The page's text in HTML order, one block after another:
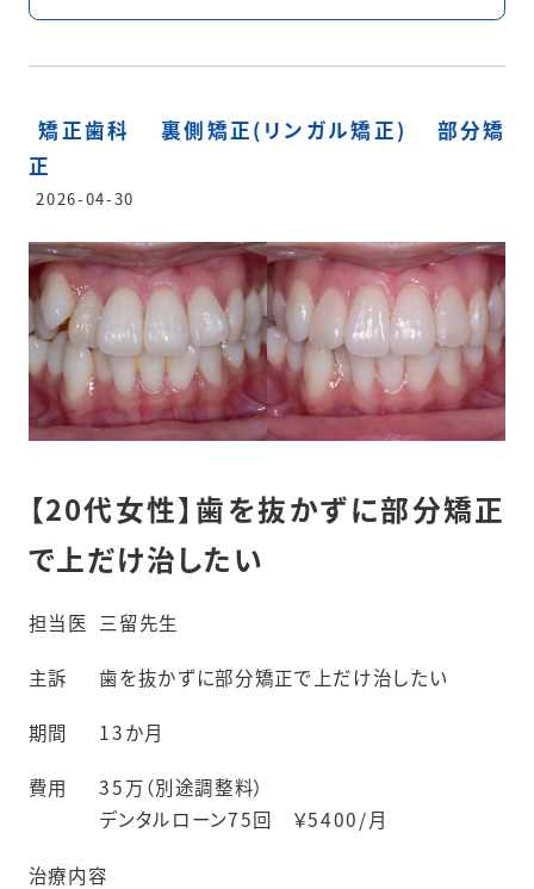
矯正歯科 裏側矯正(リンガル矯正)
部分矯
正
2026-04-30
【20代女性】歯を抜かずに部分矯正
で上だけ治したい
担当医 三留先生
主訴 歯を抜かずに部分矯正で上だけ治したい
期間 13か月
費用
35万（別途調整料）
デンタルローン75回 ￥5400/月
治療内容